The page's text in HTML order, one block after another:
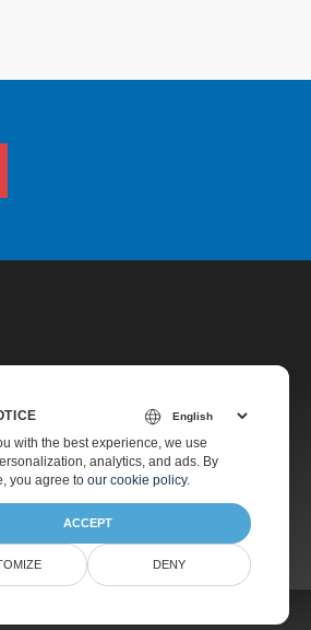
Support
with the best experience, we use
analytics, and ads. By
you agree to our cookie policy.
ACCEPT
DENY